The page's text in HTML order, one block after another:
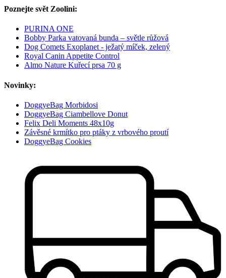
Poznejte svět Zoolini:
PURINA ONE
Bobby Parka vatovaná bunda – světle růžová
Dog Comets Exoplanet - ježatý míček, zelený
Royal Canin Appetite Control
Almo Nature Kuřecí prsa 70 g
Novinky:
DoggyeBag Morbidosi
DoggyeBag Ciambellove Donut
Felix Deli Moments 48x10g
Závěsné krmítko pro ptáky z vrbového proutí
DoggyeBag Cookies